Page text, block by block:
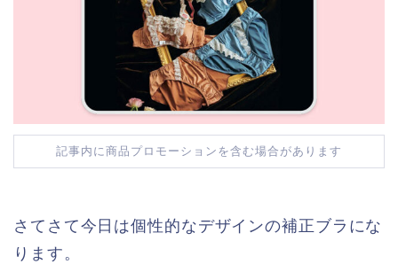
記事内に商品プロモーションを含む場合があります
さてさて今日は個性的なデザインの補正ブラにな
ります。